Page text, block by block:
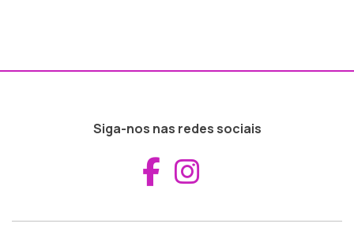
Siga-nos nas redes sociais
Aceder ao